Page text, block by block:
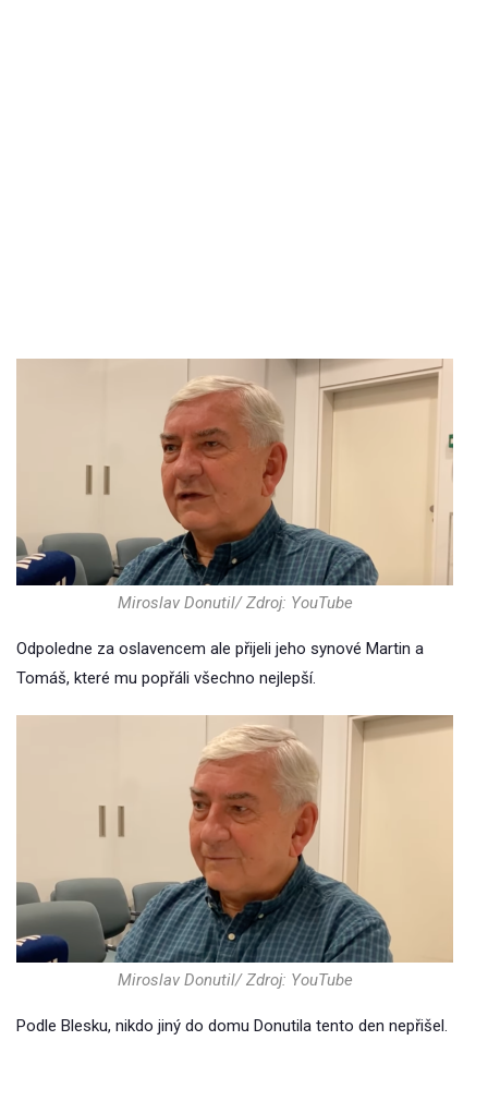
Miroslav Donutil/ Zdroj: YouTube
Odpoledne za oslavencem ale přijeli jeho synové Martin a
Tomáš, které mu popřáli všechno nejlepší.
Miroslav Donutil/ Zdroj: YouTube
Podle Blesku, nikdo jiný do domu Donutila tento den nepřišel.